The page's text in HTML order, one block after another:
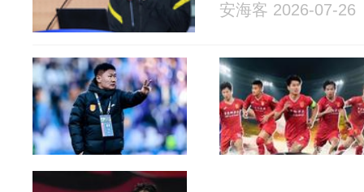
安海客 2026-07-26